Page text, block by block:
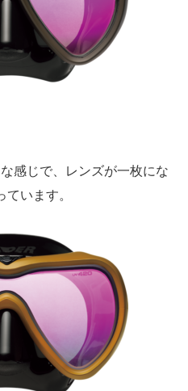
感じで、レンズが一枚にな
います。